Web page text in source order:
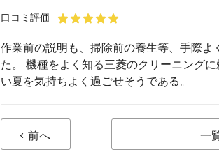
口コミ評価
作業前の説明も、掃除前の養生等、手際
た。 機種をよく知る三菱のクリーニング
い夏を気持ちよく過ごせそうである。
前へ 一